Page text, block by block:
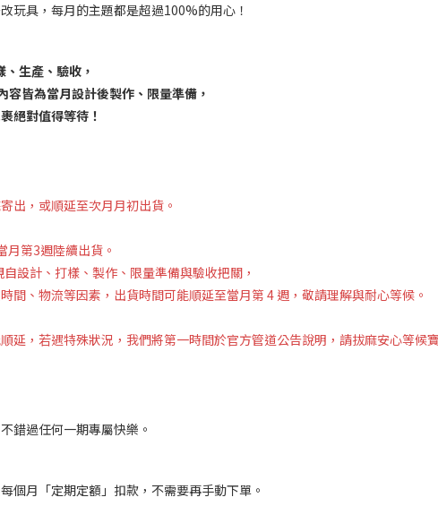
玩具，每月的主題都是超過100%的用心！
生產、驗收，
容皆為當月設計後製作、限量準備，
絕對值得等待！
出，或順延至次月月初出貨。
月第3週陸續出貨。
設計、打樣、製作、限量準備與驗收把關，
、物流等因素，出貨時間可能順延至當月第 4 週，敬請理解與耐心等候。
，若遇特殊狀況，我們將第一時間於官方管道公告說明，請拔麻安心等候
錯過任何一期專屬快樂。
個月「定期定額」扣款，不需要再手動下單。